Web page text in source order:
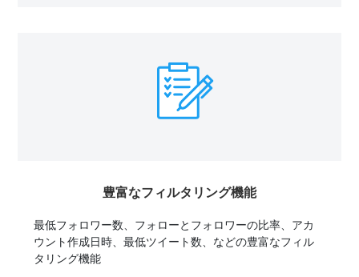
豊富なフィルタリング機能
最低フォロワー数、フォローとフォロワーの比率、アカ
ウント作成日時、最低ツイート数、などの豊富なフィル
タリング機能